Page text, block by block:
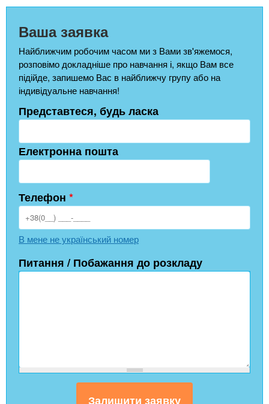
Ваша заявка
Найближчим робочим часом ми з Вами зв'яжемося,
розповімо докладніше про навчання і, якщо Вам все
підійде, запишемо Вас в найближчу групу або на
індивідуальне навчання!
Представтеся, будь ласка
Електронна пошта
Телефон *
В мене не український номер
Питання / Побажання до розкладу